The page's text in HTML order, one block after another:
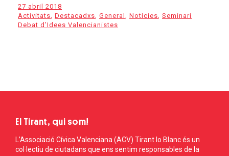
27 abril 2018
Activitats, Destacadxs, General , Notícies, Seminari
Debat d’Idees Valencianistes
El Tirant, qui som!
L’Associació Cívica Valenciana (ACV) Tirant lo Blanc és un
col·lectiu de ciutadans que ens sentim responsables de la